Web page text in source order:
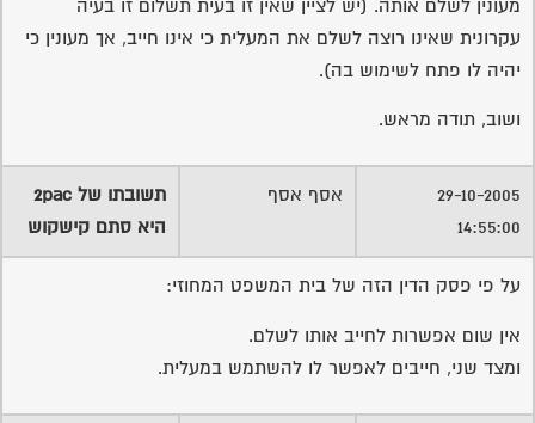
מעונין לשלם אותה. (יש לציין שאין זו בעית תשלום זו בעיה
עקרונית שאינו רוצה לשלם את המעלית כי אינו חייב, אך מעונין כי
יהיה לו פתח לשימוש בה).
ושוב, תודה מראש.
29-10-2005
14:55:00
אסף אסף
תשובתו של 2pac
היא סתם קישקוש
על פי פסק הדין הזה של בית המשפט המחוזי:
אין שום אפשרות לחייב אותו לשלם.
ומצד שני, חייבים לאפשר לו להשתמש במעלית.